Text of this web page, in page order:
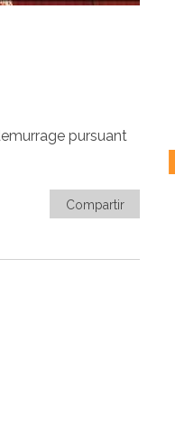
pursuant
Compartir